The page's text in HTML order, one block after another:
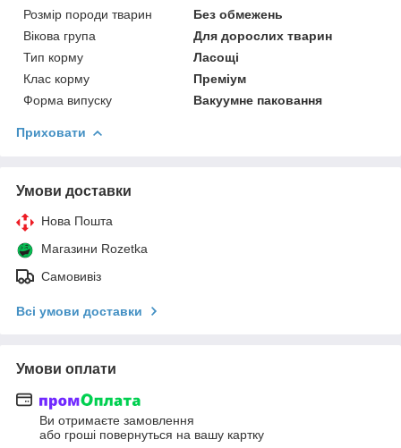
Розмір породи тварин
Без обмежень
Вікова група
Для дорослих тварин
Тип корму
Ласощі
Клас корму
Преміум
Форма випуску
Вакуумне паковання
Приховати
Умови доставки
Нова Пошта
Магазини Rozetka
Самовивіз
Всі умови доставки
Умови оплати
Ви отримаєте замовлення
або гроші повернуться на вашу картку